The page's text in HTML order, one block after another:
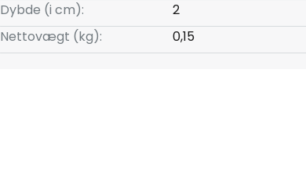
Dybde (i cm):
2
Nettovægt (kg):
0,15